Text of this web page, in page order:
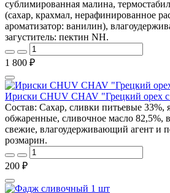
сублимированная малина,
(сахар, крахмал, нерафинированное
ароматизатор: ванилин),
загуститель: пектин NH.
1 800 ₽
Ириски CHUV CHAV "Грецкий орех
Состав: Сахар, сливки питьевые 33%,
обжаренные, сливочное масло 82,5%,
свежие, влагоудерживающий агент и
розмарин.
200 ₽